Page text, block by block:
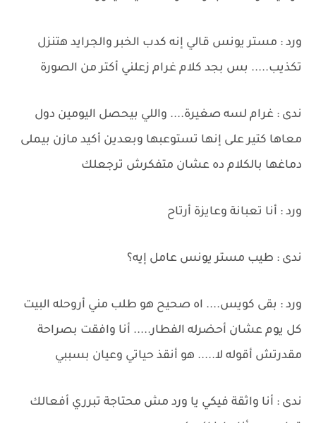
ورد : مستر يونس قالي إنه كدب الخبر والجرايد هتنزل
تكذيب..... بس بجد كلام غرام زعلني أكتر من الصورة
ندى : غرام لسه صغيرة.... واللي بيحصل اليومين دول
معاها كتير على إنها تستوعبها وبعدين أكيد مازن بيملى
دماغها بالكلام ده عشان متفكرش ترجعلك
ورد : أنا تعبانة وعايزة أرتاح
ندى : طيب مستر يونس عامل إيه؟
ورد : بقى كويس.... اه صحيح هو طلب مني أروحله البيت
كل يوم عشان أحضرله الفطار..... أنا وافقت بصراحة
مقدرتش أقوله لا..... هو أنقذ حياتي وعيان بسببي
ندى : أنا واثقة فيكي يا ورد مش محتاجة تبرري أفعالك